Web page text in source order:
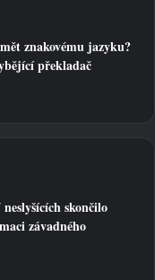
znakovému jazyku?
překladač
skončilo
závadného